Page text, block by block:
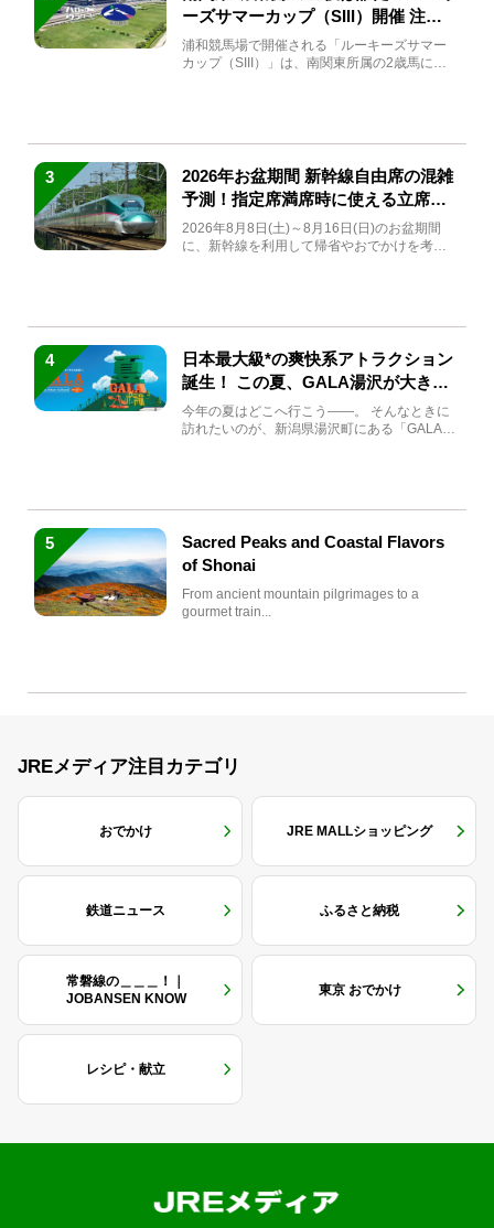
ーズサマーカップ（SIII）開催 注目
馬と見どころをチェック
浦和競馬場で開催される「ルーキーズサマー
カップ（SIII）」は、南関東所属の2歳馬によ
3
2026年お盆期間 新幹線自由席の混雑
予測！指定席満席時に使える立席特
急券も解説
2026年8月8日(土)～8月16日(日)のお盆期間
に、新幹線を利用して帰省やおでかけを考え
4
日本最大級*の爽快系アトラクション
誕生！ この夏、GALA湯沢が大きく
生まれ変わる
今年の夏はどこへ行こう――。 そんなときに
訪れたいのが、新潟県湯沢町にある「GALA湯
5
Sacred Peaks and Coastal Flavors
of Shonai
From ancient mountain pilgrimages to a
gourmet train...
JREメディア注目カテゴリ
おでかけ JRE MALLショッピング
鉄道ニュース ふるさと納税
常磐線の＿＿＿！｜
JOBANSEN KNOW
東京 おでかけ
レシピ・献立